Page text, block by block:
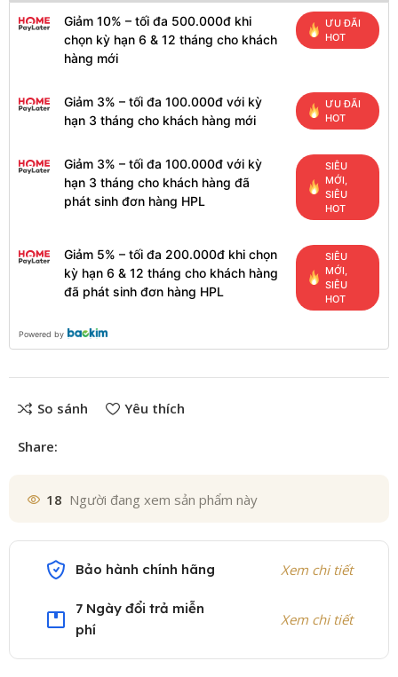
Giảm 10% – tối đa 500.000đ khi
chọn kỳ hạn 6 & 12 tháng cho khách
hàng mới
ƯU ĐÃI
HOT
Giảm 3% – tối đa 100.000đ với kỳ
hạn 3 tháng cho khách hàng mới
ƯU ĐÃI
HOT
Giảm 3% – tối đa 100.000đ với kỳ
hạn 3 tháng cho khách hàng đã
phát sinh đơn hàng HPL
SIÊU
MỚI,
SIÊU
HOT
Giảm 5% – tối đa 200.000đ khi chọn
kỳ hạn 6 & 12 tháng cho khách hàng
đã phát sinh đơn hàng HPL
SIÊU
MỚI,
SIÊU
HOT
Powered by
So sánh Yêu thích
Share:
18 Người đang xem sản phẩm này
Bảo hành chính hãng Xem chi tiết
7 Ngày đổi trả miễn
phí
Xem chi tiết